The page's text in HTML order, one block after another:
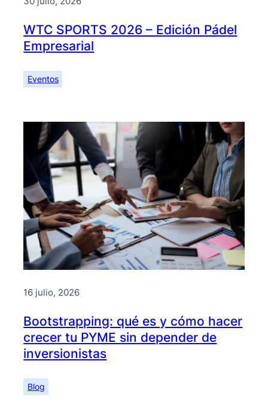
WTC SPORTS 2026 – Edición Pádel
Empresarial
Eventos
16 julio, 2026
Bootstrapping: qué es y cómo hacer
crecer tu PYME sin depender de
inversionistas
Blog